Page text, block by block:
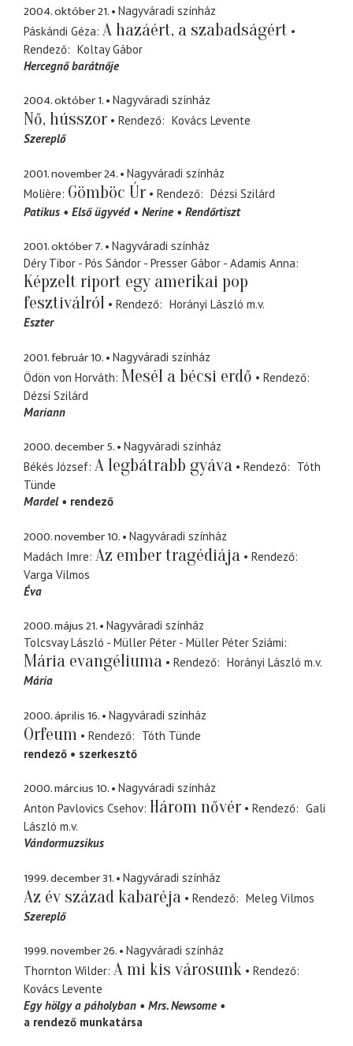
2004. október 21.
Nagyváradi színház
Páskándi Géza A hazáért, a szabadságért
Rendező
Koltay Gábor
Hercegnő barátnője
2004. október 1. Nagyváradi színház
Nő, hússzor Rendező
Kovács Levente
Szereplő
2001. november 24.
Nagyváradi színház
Molière Gömböc Úr Rendező
Dézsi Szilárd
Patikus
Első ügyvéd Nerine Rendőrtiszt
2001. október 7.
Nagyváradi színház
Déry Tibor - Pós Sándor - Presser Gábor - Adamis Anna
Képzelt riport egy amerikai pop
fesztiválról
Rendező Horányi László m.v.
Eszter
2001. február 10.
Nagyváradi színház
Ödön von Horváth Mesél a bécsi erdő
Rendező
Dézsi Szilárd
Mariann
2000. december 5.
Nagyváradi színház
Békés József A legbátrabb gyáva Rendező
Tóth
Tünde
Mardel
rendező
2000. november 10.
Nagyváradi színház
Madách Imre Az ember tragédiája
Rendező
Varga Vilmos
Éva
2000. május 21.
Nagyváradi színház
Tolcsvay László - Müller Péter - Müller Péter Sziámi
Mária evangéliuma Rendező Horányi László m.v.
Mária
2000. április 16. Nagyváradi színház
Orfeum Rendező
Tóth Tünde
rendező
szerkesztő
2000. március 10.
Nagyváradi színház
Anton Pavlovics Csehov Három nővér Rendező
Gali
László m.v.
Vándormuzsikus
1999. december 31. Nagyváradi színház
Az év század kabaréja Rendező
Meleg Vilmos
Szereplő
1999. november 26.
Nagyváradi színház
Thornton Wilder A mi kis városunk
Rendező
Kovács Levente
Egy hölgy a páholyban
Mrs. Newsome
a rendező munkatársa